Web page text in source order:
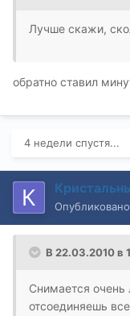
Лучше скажи,
обратно ставил
4 недели спустя...
Опубликовано
В 22.03.2010 в
Снимается очень
отсоединяешь